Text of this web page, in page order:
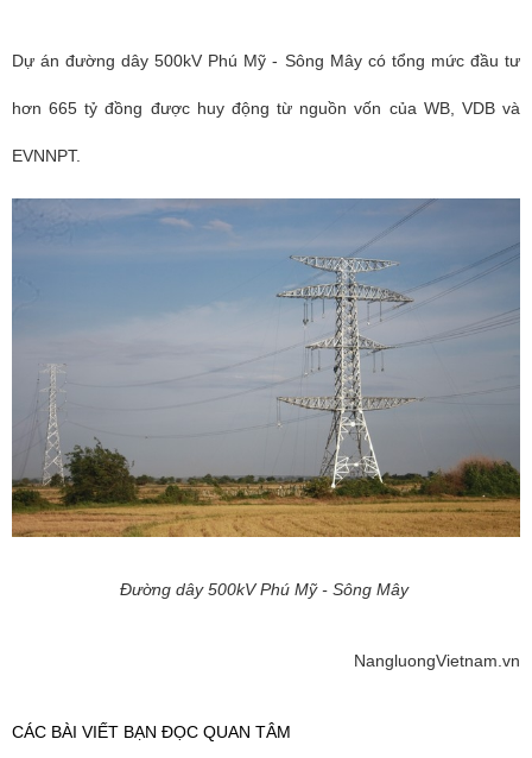
Dự án đường dây 500kV Phú Mỹ - Sông Mây có tổng mức đầu tư
hơn 665 tỷ đồng được huy động từ nguồn vốn của WB, VDB và
EVNNPT.
Đường dây 500kV Phú Mỹ - Sông Mây
NangluongVietnam.vn
CÁC BÀI VIẾT BẠN ĐỌC QUAN TÂM